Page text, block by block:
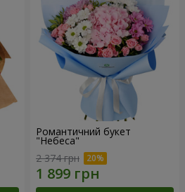
Романтичний букет
"Небеса"
2 374 грн